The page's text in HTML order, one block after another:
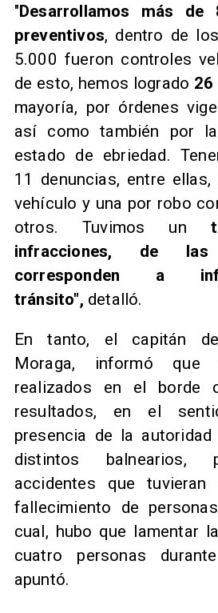
"Desarrollamos más de
preventivos, dentro de
5.000 fueron controles
de esto, hemos logrado 26
mayoría, por órdenes
así como también por
estado de ebriedad.
11 denuncias, entre
vehículo y una por robo
otros. Tuvimos un
infracciones, de
corresponden a
tránsito", detalló.
​En tanto, el capitán
Moraga, informó que
realizados en el borde
resultados, en el
presencia de la
distintos balnearios,
accidentes que tuvieran
fallecimiento de
cual, hubo que lamentar
cuatro personas
apuntó.